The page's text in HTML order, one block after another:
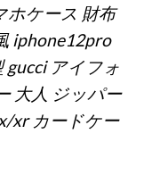
ホケース 財布
iphone12pro
gucci アイフォ
大人 ジッパー
xr カードケー